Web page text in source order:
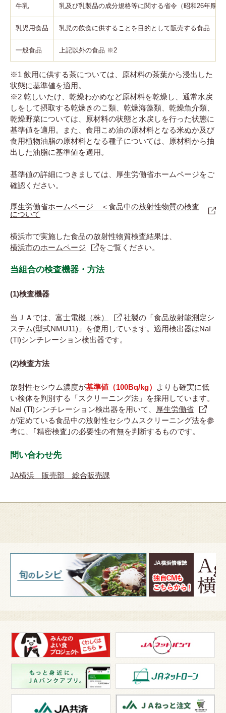
牛乳 乳及び乳製品の成分規格等に関する省令（昭和26年厚
乳児用食品 乳児の飲食に供することを目的として販売する食品
一般食品 上記以外の食品 ※2
※1 飲用に供する茶については、原材料の茶葉から浸出した
状態に基準値を適用。
※2 乾しいたけ、乾燥わかめなど原材料を乾燥し、通常水戻
しをして摂取する乾燥きのこ類、乾燥海藻類、乾燥魚介類、
乾燥野菜については、原材料の状態と水戻しを行った状態に
基準値を適用。また、食用こめ油の原材料となる米ぬか及び
食用植物油脂の原材料となる種子については、原材料から抽
出した油脂に基準値を適用。
基準値の詳細につきましては、厚生労働省ホームページをご
確認ください。
厚生労働省ホームページ ＜食品中の放射性物質の検査
について
横浜市で実施した食品の放射性物質検査結果は、
横浜市のホームページ
をご覧ください。
当組合の検査機器・方法
(1)検査機器
当ＪＡでは、 富士電機（株）
社製の「食品放射能測定シ
ステム(型式NMU11)」を使用しています。適用検出器はNaI
(Tl)シンチレーション検出器です。
(2)検査方法
放射性セシウム濃度が基準値（100Bq/kg）
よりも確実に低
い検体を判別する「スクリーニング法」を採用しています。
NaI (Tl)シンチレーション検出器を用いて、
厚生労働省
が定めている食品中の放射性セシウムスクリーニング法を参
考に、｢精密検査｣の必要性の有無を判断するものです。
問い合わせ先
JA横浜 販売部 総合販売課